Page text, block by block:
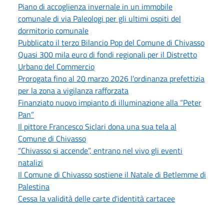
Piano di accoglienza invernale in un immobile
comunale di via Paleologi per gli ultimi ospiti del
dormitorio comunale
Pubblicato il terzo Bilancio Pop del Comune di Chivasso
Quasi 300 mila euro di fondi regionali per il Distretto
Urbano del Commercio
Prorogata fino al 20 marzo 2026 l’ordinanza prefettizia
per la zona a vigilanza rafforzata
Finanziato nuovo impianto di illuminazione alla “Peter
Pan”
Il pittore Francesco Siclari dona una sua tela al
Comune di Chivasso
“Chivasso si accende”, entrano nel vivo gli eventi
natalizi
Il Comune di Chivasso sostiene il Natale di Betlemme di
Palestina
Cessa la validità delle carte d'identità cartacee